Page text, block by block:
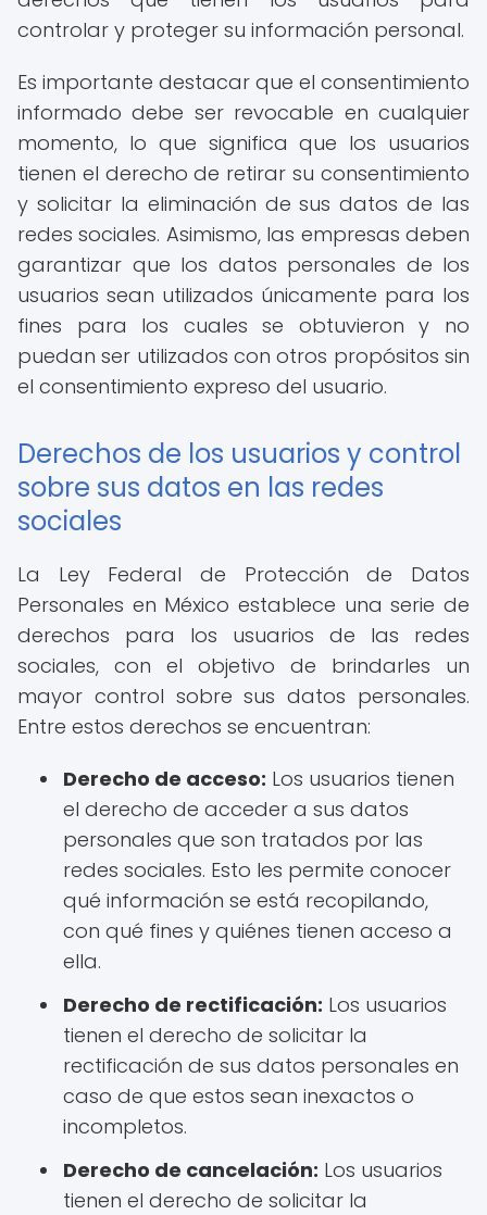
controlar y proteger su información personal.
Es importante destacar que el consentimiento
informado debe ser revocable en cualquier
momento, lo que significa que los usuarios
tienen el derecho de retirar su consentimiento
y solicitar la eliminación de sus datos de las
redes sociales. Asimismo, las empresas deben
garantizar que los datos personales de los
usuarios sean utilizados únicamente para los
fines para los cuales se obtuvieron y no
puedan ser utilizados con otros propósitos sin
el consentimiento expreso del usuario.
Derechos de los usuarios y control
sobre sus datos en las redes
sociales
La Ley Federal de Protección de Datos
Personales en México establece una serie de
derechos para los usuarios de las redes
sociales, con el objetivo de brindarles un
mayor control sobre sus datos personales.
Entre estos derechos se encuentran:
Derecho de acceso: Los usuarios tienen
el derecho de acceder a sus datos
personales que son tratados por las
redes sociales. Esto les permite conocer
qué información se está recopilando,
con qué fines y quiénes tienen acceso a
ella.
Derecho de rectificación: Los usuarios
tienen el derecho de solicitar la
rectificación de sus datos personales en
caso de que estos sean inexactos o
incompletos.
Derecho de cancelación: Los usuarios
tienen el derecho de solicitar la